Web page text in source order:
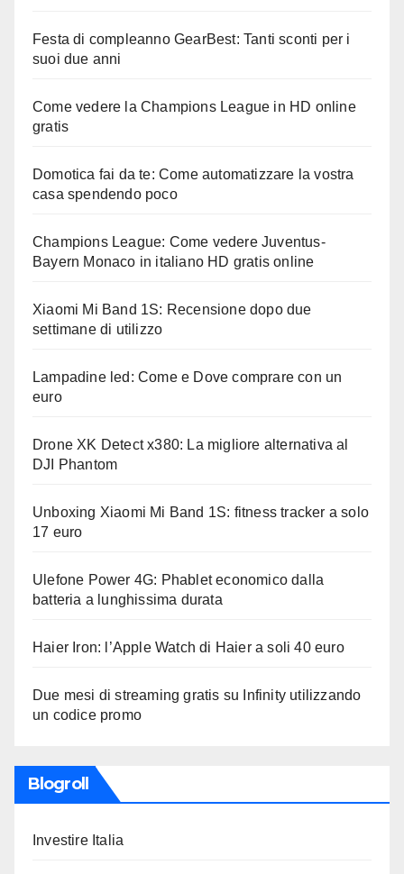
Festa di compleanno GearBest: Tanti sconti per i
suoi due anni
Come vedere la Champions League in HD online
gratis
Domotica fai da te: Come automatizzare la vostra
casa spendendo poco
Champions League: Come vedere Juventus-
Bayern Monaco in italiano HD gratis online
Xiaomi Mi Band 1S: Recensione dopo due
settimane di utilizzo
Lampadine led: Come e Dove comprare con un
euro
Drone XK Detect x380: La migliore alternativa al
DJI Phantom
Unboxing Xiaomi Mi Band 1S: fitness tracker a solo
17 euro
Ulefone Power 4G: Phablet economico dalla
batteria a lunghissima durata
Haier Iron: l’Apple Watch di Haier a soli 40 euro
Due mesi di streaming gratis su Infinity utilizzando
un codice promo
Blogroll
Investire Italia